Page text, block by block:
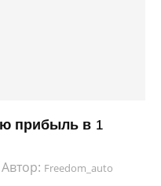
прибыль в 1
Автор: Freedom_auto